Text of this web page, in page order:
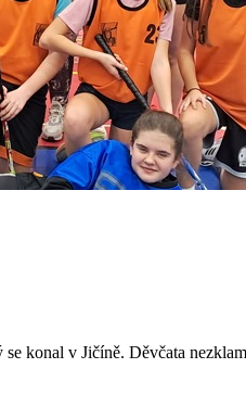
konal v Jičíně. Děvčata